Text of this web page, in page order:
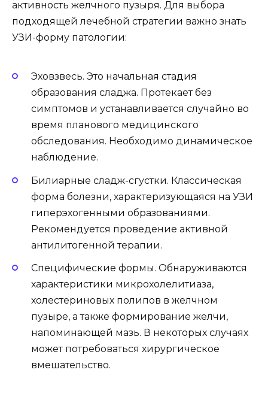
активность желчного пузыря. Для выбора
подходящей лечебной стратегии важно знать
УЗИ-форму патологии:
Эховзвесь. Это начальная стадия
образования сладжа. Протекает без
симптомов и устанавливается случайно во
время планового медицинского
обследования. Необходимо динамическое
наблюдение.
Билиарные сладж-сгустки. Классическая
форма болезни, характеризующаяся на УЗИ
гиперэхогенными образованиями.
Рекомендуется проведение активной
антилитогенной терапии.
Специфические формы. Обнаруживаются
характеристики микрохолелитиаза,
холестериновых полипов в желчном
пузыре, а также формирование желчи,
напоминающей мазь. В некоторых случаях
может потребоваться хирургическое
вмешательство.